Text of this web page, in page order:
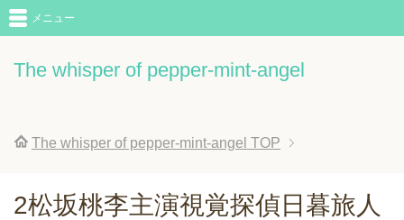
The whisper of pepper-mint-angel
メニュー
The whisper of pepper-mint-angel TOP
2松坂桃李主演視覚探偵日暮旅人